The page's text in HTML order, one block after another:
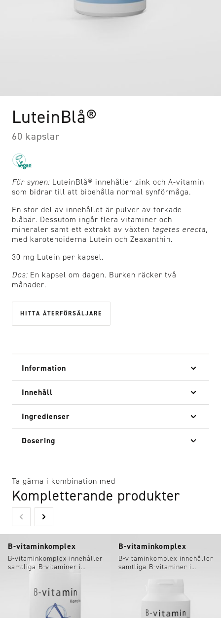
LuteinBlå®
60 kapslar
För synen: LuteinBlå® innehåller zink och A-vitamin
som bidrar till att bibehålla normal synförmåga.
En stor del av innehållet är pulver av torkade
blåbär. Dessutom ingår flera vitaminer och
mineraler samt ett extrakt av växten tagetes erecta,
med karotenoiderna Lutein och Zeaxanthin.
30 mg Lutein per kapsel.
Dos: En kapsel om dagen. Burken räcker två
månader.
HITTA ÅTERFÖRSÄLJARE
Information
Innehåll
Ingredienser
Dosering
Ta gärna i kombination med
Kompletterande produkter
B-vitaminkomplex
B-vitaminkomplex innehåller
samtliga B-vitaminer i
B-vitaminkomplex
B-vitaminkomplex innehåller
samtliga B-vitaminer i